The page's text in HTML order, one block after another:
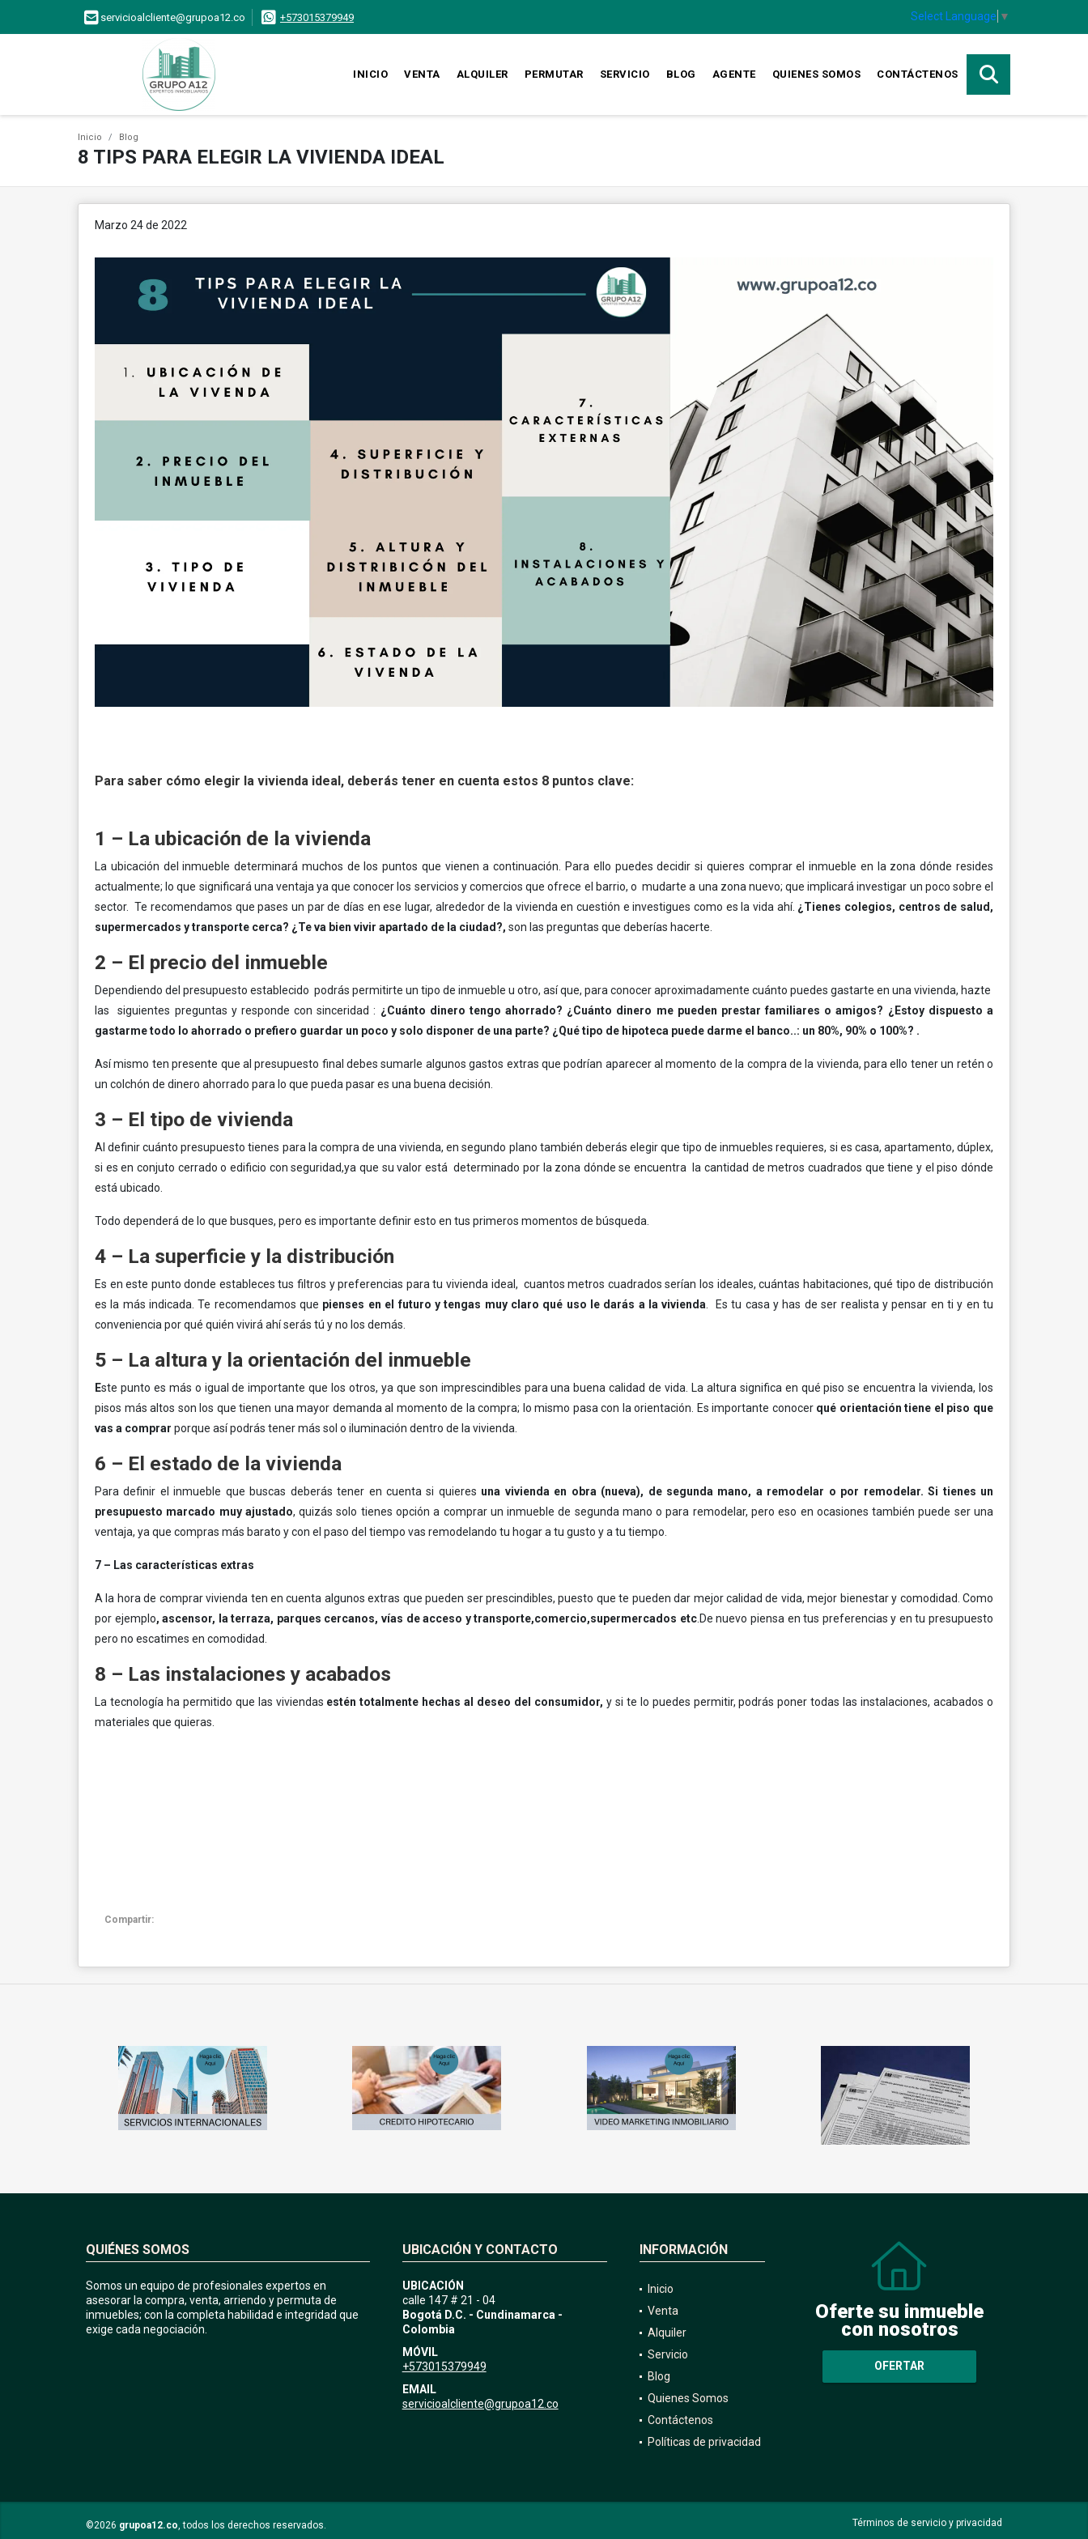
servicioalcliente@grupoa12.co +573015379949 Select Language ▼
INICIO VENTA ALQUILER PERMUTAR SERVICIO BLOG AGENTE QUIENES SOMOS CONTÁCTENOS
Inicio Blog
8 TIPS PARA ELEGIR LA VIVIENDA IDEAL
Marzo 24 de 2022
Para saber cómo elegir la vivienda ideal, deberás tener en cuenta estos 8 puntos clave:
1 – La ubicación de la vivienda
La ubicación del inmueble determinará muchos de los puntos que vienen a continuación. Para ello puedes decidir si quieres comprar el inmueble en la zona dónde resides
actualmente; lo que significará una ventaja ya que conocer los servicios y comercios que ofrece el barrio, o mudarte a una zona nuevo; que implicará investigar un poco sobre el
sector. Te recomendamos que pases un par de días en ese lugar, alrededor de la vivienda en cuestión e investigues como es la vida ahí. ¿Tienes colegios, centros de salud,
supermercados y transporte cerca? ¿Te va bien vivir apartado de la ciudad?, son las preguntas que deberías hacerte.
2 – El precio del inmueble
Dependiendo del presupuesto establecido podrás permitirte un tipo de inmueble u otro, así que, para conocer aproximadamente cuánto puedes gastarte en una vivienda, hazte
las siguientes preguntas y responde con sinceridad : ¿Cuánto dinero tengo ahorrado? ¿Cuánto dinero me pueden prestar familiares o amigos? ¿Estoy dispuesto a
gastarme todo lo ahorrado o prefiero guardar un poco y solo disponer de una parte? ¿Qué tipo de hipoteca puede darme el banco..: un 80%, 90% o 100%? .
Así mismo ten presente que al presupuesto final debes sumarle algunos gastos extras que podrían aparecer al momento de la compra de la vivienda, para ello tener un retén o
un colchón de dinero ahorrado para lo que pueda pasar es una buena decisión.
3 – El tipo de vivienda
Al definir cuánto presupuesto tienes para la compra de una vivienda, en segundo plano también deberás elegir que tipo de inmuebles requieres, si es casa, apartamento, dúplex,
si es en conjuto cerrado o edificio con seguridad,ya que su valor está determinado por la zona dónde se encuentra la cantidad de metros cuadrados que tiene y el piso dónde
está ubicado.
Todo dependerá de lo que busques, pero es importante definir esto en tus primeros momentos de búsqueda.
4 – La superficie y la distribución
Es en este punto donde estableces tus filtros y preferencias para tu vivienda ideal, cuantos metros cuadrados serían los ideales, cuántas habitaciones, qué tipo de distribución
es la más indicada. Te recomendamos que pienses en el futuro y tengas muy claro qué uso le darás a la vivienda . Es tu casa y has de ser realista y pensar en ti y en tu
conveniencia por qué quién vivirá ahí serás tú y no los demás.
5 – La altura y la orientación del inmueble
Este punto es más o igual de importante que los otros, ya que son imprescindibles para una buena calidad de vida. La altura significa en qué piso se encuentra la vivienda, los
pisos más altos son los que tienen una mayor demanda al momento de la compra; lo mismo pasa con la orientación. Es importante conocerqué orientación tiene el piso que
vas a comprar porque así podrás tener más sol o iluminación dentro de la vivienda.
6 – El estado de la vivienda
Para definir el inmueble que buscas deberás tener en cuenta si quieres una vivienda en obra (nueva), de segunda mano, a remodelar o por remodelar. Si tienes un
presupuesto marcado muy ajustado, quizás solo tienes opción a comprar un inmueble de segunda mano o para remodelar, pero eso en ocasiones también puede ser una
ventaja, ya que compras más barato y con el paso del tiempo vas remodelando tu hogar a tu gusto y a tu tiempo.
7 – Las características extras
A la hora de comprar vivienda ten en cuenta algunos extras que pueden ser prescindibles, puesto que te pueden dar mejor calidad de vida, mejor bienestar y comodidad. Como
por ejemplo, ascensor, la terraza, parques cercanos, vías de acceso y transporte,comercio,supermercados etc.De nuevo piensa en tus preferencias y en tu presupuesto
pero no escatimes en comodidad.
8 – Las instalaciones y acabados
La tecnología ha permitido que las viviendas estén totalmente hechas al deseo del consumidor, y si te lo puedes permitir, podrás poner todas las instalaciones, acabados o
materiales que quieras.
Compartir:
QUIÉNES SOMOS
Somos un equipo de profesionales expertos en
asesorar la compra, venta, arriendo y permuta de
inmuebles; con la completa habilidad e integridad que
exige cada negociación.
UBICACIÓN Y CONTACTO
UBICACIÓN
calle 147 # 21 - 04
Bogotá D.C. - Cundinamarca -
Colombia
MÓVIL
+573015379949
EMAIL
servicioalcliente@grupoa12.co
INFORMACIÓN
Inicio
Venta
Alquiler
Servicio
Blog
Quienes Somos
Contáctenos
Políticas de privacidad
Oferte su inmueble
con nosotros
OFERTAR
©2026 grupoa12.co, todos los derechos reservados. Términos de servicio y privacidad